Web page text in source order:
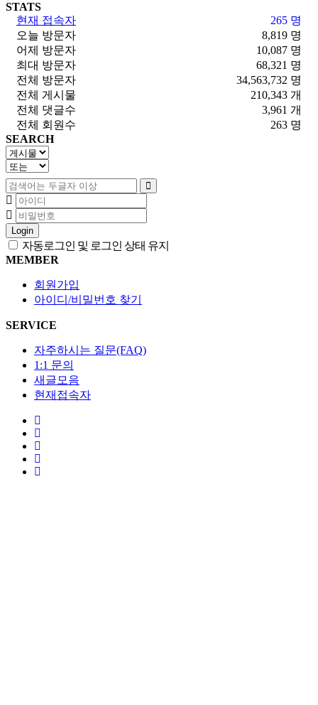
STATS
265 명
현재 접속자
8,819 명
오늘 방문자
10,087 명
어제 방문자
68,321 명
최대 방문자
34,563,732 명
전체 방문자
210,343 개
전체 게시물
3,961 개
전체 댓글수
263 명
전체 회원수
SEARCH
Login
자동로그인 및 로그인 상태 유지
MEMBER
회원가입
아이디/비밀번호 찾기
SERVICE
자주하시는 질문(FAQ)
1:1 문의
새글모음
현재접속자